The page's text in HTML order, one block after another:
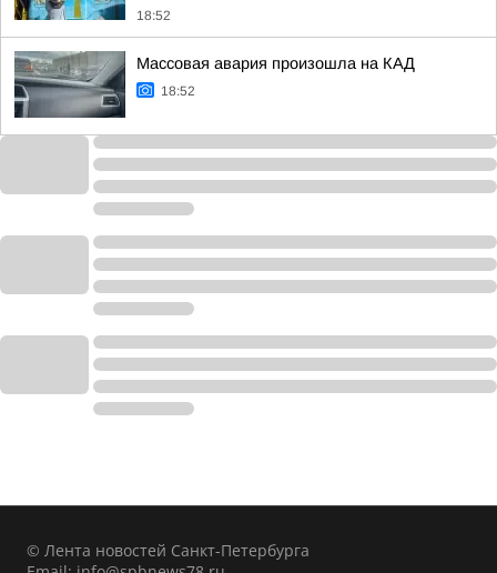
18:52
Массовая авария произошла на КАД
18:52
© Лента новостей Санкт-Петербурга